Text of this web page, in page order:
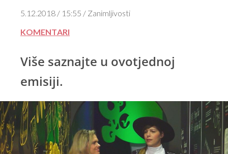
5.12.2018 / 15:55 / Zanimljivosti
KOMENTARI
Više saznajte u ovotjednoj
emisiji.